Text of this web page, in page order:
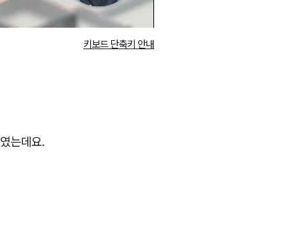
키보드 단축키 안내
는데요.